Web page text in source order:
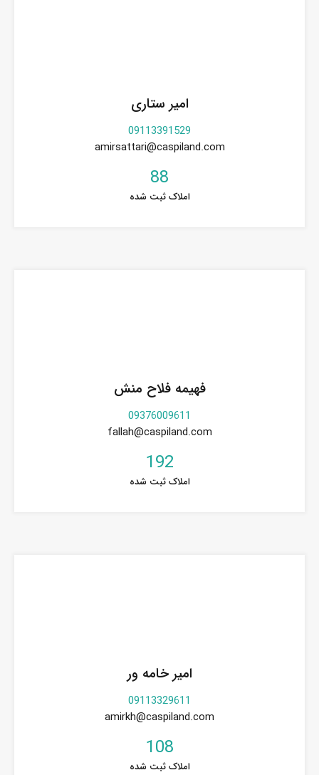
امیر ستاری
09113391529
amirsattari@caspiland.com
88
املاک ثبت شده
فهیمه فلاح منش
09376009611
fallah@caspiland.com
192
املاک ثبت شده
امیر خامه ور
09113329611
amirkh@caspiland.com
108
املاک ثبت شده